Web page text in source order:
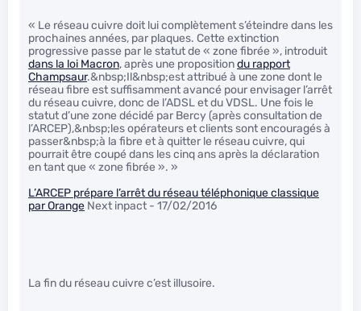
« Le réseau cuivre doit lui complètement s’éteindre dans les
prochaines années, par plaques. Cette extinction
progressive passe par le statut de « zone fibrée », introduit
dans la loi Macron, après une propositiondu rapport
Champsaur.&nbsp;Il&nbsp;est attribué à une zone dont le
réseau fibre est suffisamment avancé pour envisager l’arrêt
du réseau cuivre, donc de l’ADSL et du VDSL. Une fois le
statut d’une zone décidé par Bercy (après consultation de
l’ARCEP),&nbsp;les opérateurs et clients sont encouragés à
passer&nbsp;à la fibre et à quitter le réseau cuivre, qui
pourrait être coupé dans les cinq ans après la déclaration
en tant que « zone fibrée ». »
L’ARCEP prépare l’arrêt du réseau téléphonique classique
par Orange Next inpact - 17/02/2016
La fin du réseau cuivre c’est illusoire.